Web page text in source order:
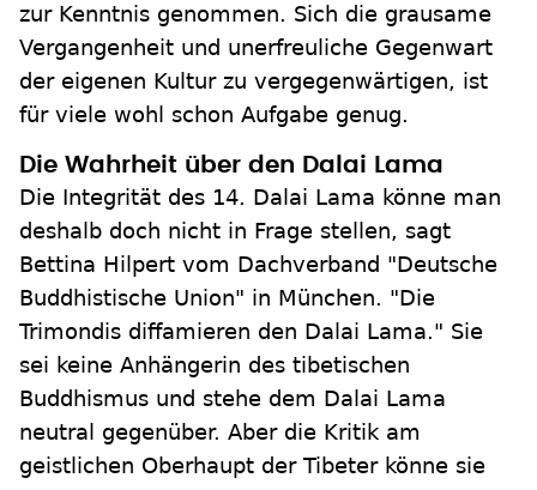
zur Kenntnis genommen. Sich die grausame
Vergangenheit und unerfreuliche Gegenwart
der eigenen Kultur zu vergegenwärtigen, ist
für viele wohl schon Aufgabe genug.
Die Wahrheit über den Dalai Lama
Die Integrität des 14. Dalai Lama könne man
deshalb doch nicht in Frage stellen, sagt
Bettina Hilpert vom Dachverband "Deutsche
Buddhistische Union" in München. "Die
Trimondis diffamieren den Dalai Lama." Sie
sei keine Anhängerin des tibetischen
Buddhismus und stehe dem Dalai Lama
neutral gegenüber. Aber die Kritik am
geistlichen Oberhaupt der Tibeter könne sie